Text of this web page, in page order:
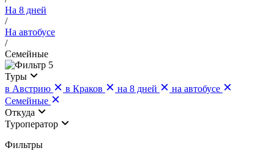
На 8 дней
/
На автобусе
/
Семейные
5
Туры
в Австрию
в Краков на 8 дней
на автобусе
Семейные
Откуда
Туроператор
Фильтры